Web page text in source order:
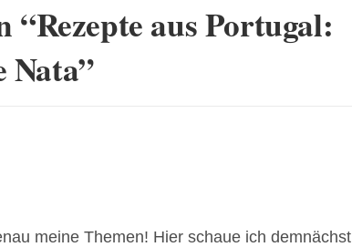
“Rezepte aus Portugal:
Nata”
meine Themen! Hier schaue ich demnächst